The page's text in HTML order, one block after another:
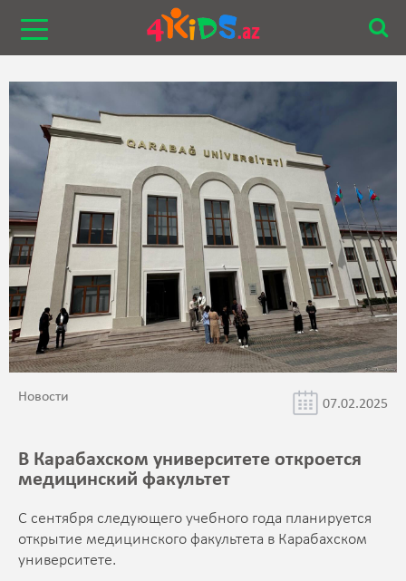
Новости 07.02.2025
В Карабахском университете откроется
медицинский факультет
С сентября следующего учебного года планируется
открытие медицинского факультета в Карабахском
университете.